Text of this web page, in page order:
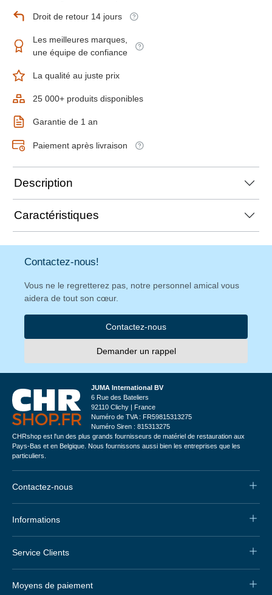
Droit de retour 14 jours
Les meilleures marques,
une équipe de confiance
La qualité au juste prix
25 000+ produits disponibles
Garantie de 1 an
Paiement après livraison
Description
Caractéristiques
Contactez-nous!
Vous ne le regretterez pas, notre personnel amical vous
aidera de tout son cœur.
Contactez-nous
Demander un rappel
JUMA International BV
6 Rue des Bateliers
92110 Clichy | France
Numéro de TVA : FR59815313275
Numéro Siren : 815313275
CHRshop est l'un des plus grands fournisseurs de matériel de restauration aux
Pays-Bas et en Belgique. Nous fournissons aussi bien les entreprises que les
particuliers.
Contactez-nous
Informations
Service Clients
Moyens de paiement